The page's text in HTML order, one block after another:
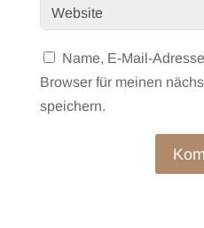
Name, E-Mail-
Browser für meinen
speichern.